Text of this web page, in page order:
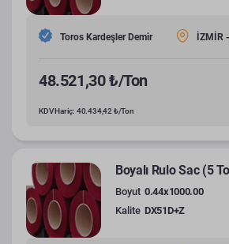
Toros Kardeşler Demir İZMİR
48.521,30 ₺/Ton
KDV Hariç: 40.434,42 ₺/Ton
Boyalı Rulo Sac (5
Boyut 0.44x1000.00
Kalite DX51D+Z